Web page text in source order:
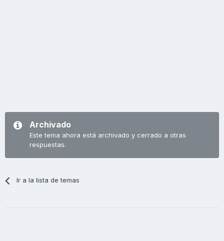
Archivado
Este tema ahora está archivado y cerrado a otras
respuestas.
Ir a la lista de temas